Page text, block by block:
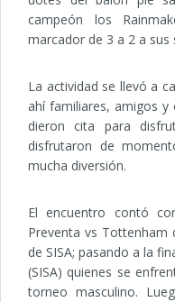
campeón los
marcador de 3 a 2 a sus
La actividad se llevó a
ahí familiares, amigos y
dieron cita para
disfrutaron de
mucha diversión.
El encuentro contó
Preventa vs Tottenham
de SISA; pasando a la
(SISA) quienes se
torneo masculino.